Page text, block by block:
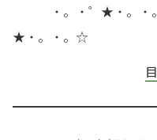
・。・゜★・。・。☆
★・。・。☆